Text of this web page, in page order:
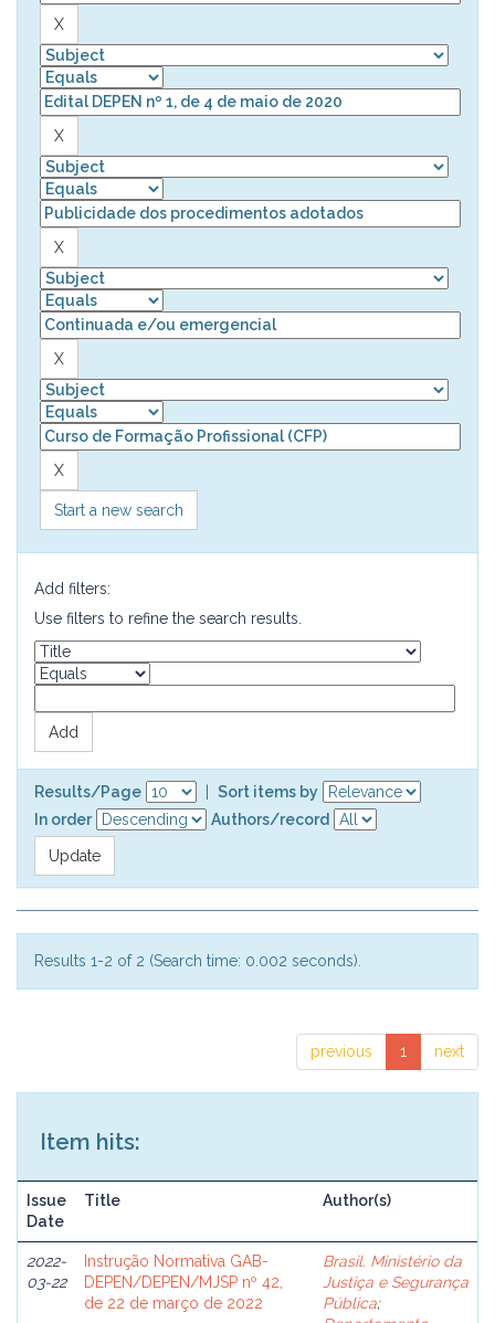
Start a new search
Add filters:
Use filters to refine the search results.
Results/Page
Sort items by
In order
Authors/record
Results 1-2 of 2 (Search time: 0.002 seconds).
previous 1 next
Item hits:
Issue
Date
Title Author(s)
2022-
03-22
Instrução Normativa GAB-
DEPEN/DEPEN/MJSP nº 42,
de 22 de março de 2022
Brasil. Ministério da
Justiça e Segurança
Pública;